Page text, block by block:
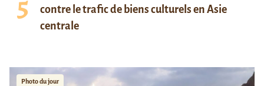
contre le trafic de biens culturels en Asie
centrale
Photo du jour